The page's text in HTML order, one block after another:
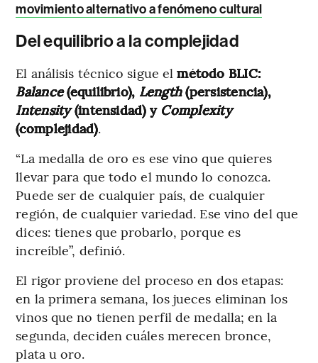
movimiento alternativo a fenómeno cultural
Del equilibrio a la complejidad
El análisis técnico sigue elmétodo BLIC:
Balance(equilibrio), Length(persistencia),
Intensity(intensidad) y Complexity
(complejidad).
“La medalla de oro es ese vino que quieres
llevar para que todo el mundo lo conozca.
Puede ser de cualquier país, de cualquier
región, de cualquier variedad. Ese vino del que
dices: tienes que probarlo, porque es
increíble”, definió.
El rigor proviene del proceso en dos etapas:
en la primera semana, los jueces eliminan los
vinos que no tienen perfil de medalla; en la
segunda, deciden cuáles merecen bronce,
plata u oro.